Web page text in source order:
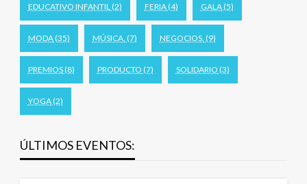
EDUCATIVO INFANTIL (2) FERIA(4) GALA(5)
MODA(35) MÚSICA. (7) NEGOCIOS. (9)
PREMIOS(8) PRODUCTO (7) SOLIDARIO (3)
YOGA(2)
ÚLTIMOS EVENTOS: